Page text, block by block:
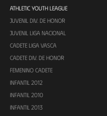
ATHLETIC YOUTH LEAGUE
JUVENIL DIV. DE HONOR
JUVENIL LIGA NACIONAL
CADETE LIGA VASCA
CADETE DIV. DE HONOR
FEMENINO CADETE
INFANTIL 2012
INFANTIL 2010
INFANTIL 2013